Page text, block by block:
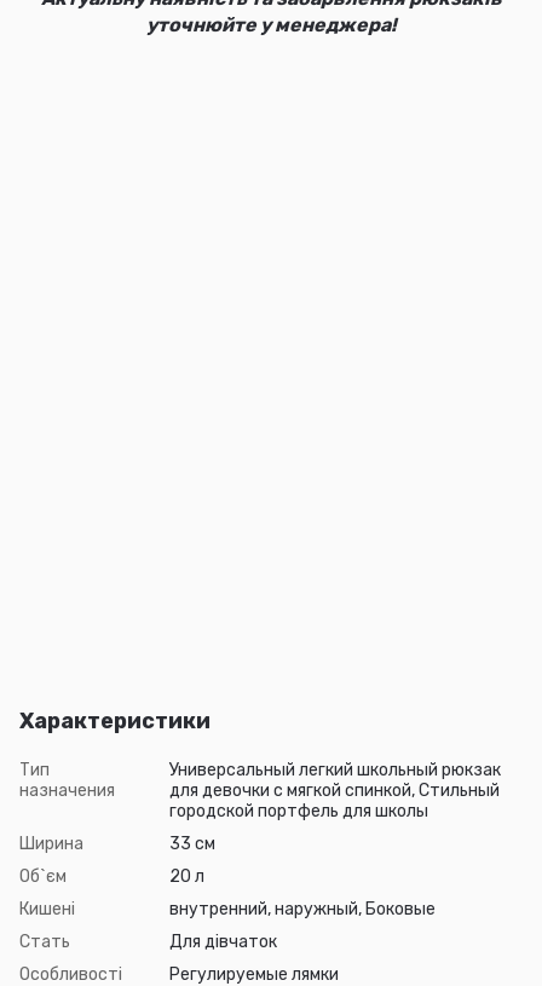
уточнюйте у менеджера!
Характеристики
Тип
назначения
Универсальный легкий школьный рюкзак
для девочки с мягкой спинкой, Стильный
городской портфель для школы
Ширина
33 см
Об`єм
20 л
Кишені
внутренний, наружный, Боковые
Стать
Для дівчаток
Особливості
Регулируемые лямки